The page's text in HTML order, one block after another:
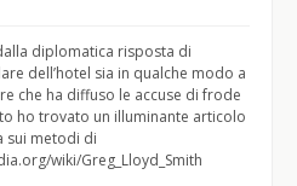
diplomatica risposta di
dell’hotel sia in qualche modo a
che ha diffuso le accuse di frode
ho trovato un illuminante articolo
sui metodi di
wiki/Greg_Lloyd_Smith